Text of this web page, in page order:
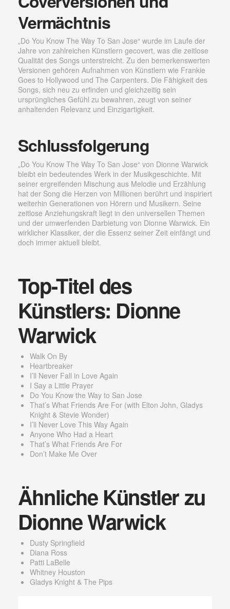
Vermächtnis
„Do You Know The Way To San Jose“ wurde im Laufe der
Jahre von zahlreichen Künstlern gecovert, was die zeitlose
Qualität des Songs unterstreicht. Zu den bemerkenswerten
Versionen gehören Aufnahmen von Künstlern wie Frankie
Goes to Hollywood und The Carpenters. Die Fähigkeit des
Songs, sich neu zu erfinden und gleichzeitig sein
ursprüngliches Gefühl zu bewahren, zeugt von seiner
anhaltenden Relevanz und Einzigartigkeit.
Schlussfolgerung
„Do You Know The Way To San Jose“ von Dionne Warwick
bleibt ein bedeutendes Werk in der Musikgeschichte. Mit
seiner ergreifenden Mischung aus Melodie und Erzählung
hat der Song die Herzen von Millionen berührt und inspiriert
weiterhin Generationen von Hörern und Musikern. Seine
zeitlose Anziehungskraft liegt in den universellen Themen
und der umwerfenden Darbietung von Dionne Warwick. Ein
wirklicher Klassiker, der die Essenz seiner Zeit einfängt und
doch immer aktuell bleibt.
Top-Titel des
Künstlers: Dionne
Warwick
Walk On By
Heartbreaker
I’ll Never Fall in Love Again
I Say a Little Prayer
Do You Know the Way to San Jose
That’s What Friends Are For (with Elton John, Gladys
Knight & Stevie Wonder)
I’ll Never Love This Way Again
Anyone Who Had a Heart
That’s What Friends Are For
Don’t Make Me Over
Ähnliche Künstler zu
Dionne Warwick
Dusty Springfield
Diana Ross
Patti LaBelle
Whitney Houston
Gladys Knight & The Pips